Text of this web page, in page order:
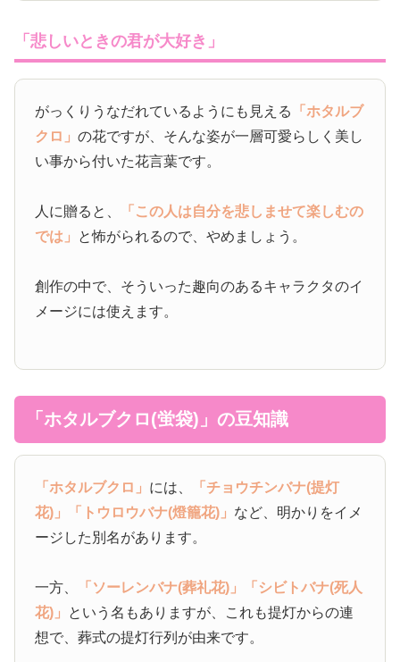
「悲しいときの君が大好き」
がっくりうなだれているようにも見える
「ホタルブ
クロ」の花ですが、そんな姿が一層可愛らしく美し
い事から付いた花言葉です。
人に贈ると、
「この人は自分を悲しませて楽しむの
では」 と怖がられるので、やめましょう。
創作の中で、そういった趣向のあるキャラクタのイ
メージには使えます。
「ホタルブクロ(蛍袋)」の豆知識
「ホタルブクロ」 には、
「チョウチンバナ(提灯
花)」
「トウロウバナ(燈籠花)」 など、明かりをイメ
ージした別名があります。
一方、 「ソーレンバナ(葬礼花)」
「シビトバナ(死人
花)」 という名もありますが、これも提灯からの連
想で、葬式の提灯行列が由来です。